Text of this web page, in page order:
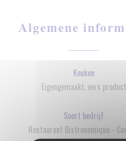
Algemene
Keuken
Eigengemaakt, vers product
Soort bedrijf
Restaurant Bistronomique -